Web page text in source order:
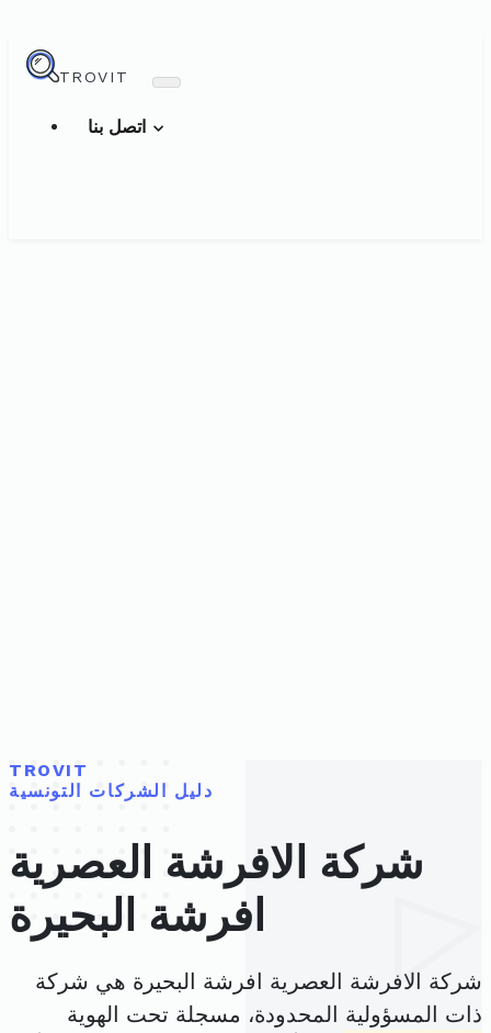
TROVIT
TROVIT
دليل الشركات التونسية
شركة الافرشة العصرية
افرشة البحيرة
شركة الافرشة العصرية افرشة البحيرة هي شركة
ذات المسؤولية المحدودة، مسجلة تحت الهوية